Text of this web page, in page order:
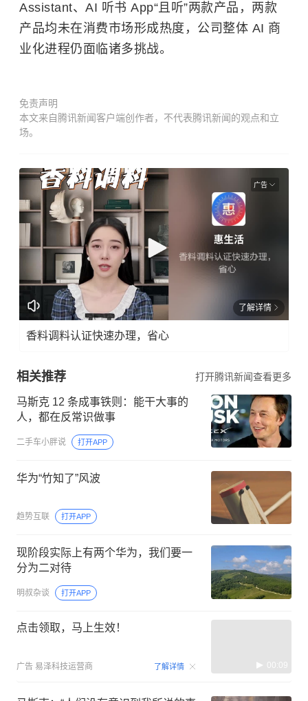
Assistant、AI 听书 App“且听”两款产品，两款
产品均未在消费市场形成热度，公司整体 AI 商
业化进程仍面临诸多挑战。
免责声明
本文来自腾讯新闻客户端创作者，不代表腾讯新闻的观点和立
场。
广告
了解详情
香料调料认证快速办理，省心
相关推荐 打开腾讯新闻查看更多
马斯克 12 条成事铁则：能干大事的
人，都在反常识做事
二手车小胖说 打开APP
华为“竹知了”风波
趋势互联 打开APP
现阶段实际上有两个华为，我们要一
分为二对待
明叔杂谈 打开APP
点击领取，马上生效！
广告 易泽科技运营商 了解详情 00:09